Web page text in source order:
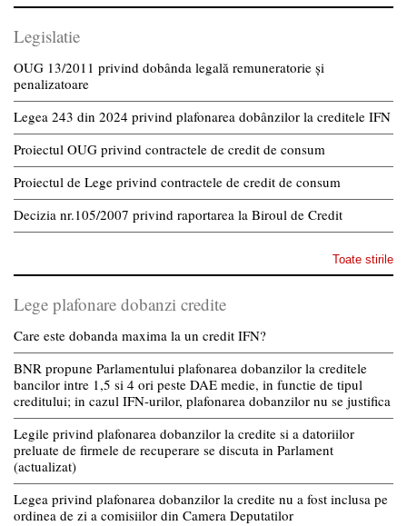
Legislatie
OUG 13/2011 privind dobânda legală remuneratorie și
penalizatoare
Legea 243 din 2024 privind plafonarea dobânzilor la creditele IFN
Proiectul OUG privind contractele de credit de consum
Proiectul de Lege privind contractele de credit de consum
Decizia nr.105/2007 privind raportarea la Biroul de Credit
Toate stirile
Lege plafonare dobanzi credite
Care este dobanda maxima la un credit IFN?
BNR propune Parlamentului plafonarea dobanzilor la creditele
bancilor intre 1,5 si 4 ori peste DAE medie, in functie de tipul
creditului; in cazul IFN-urilor, plafonarea dobanzilor nu se justifica
Legile privind plafonarea dobanzilor la credite si a datoriilor
preluate de firmele de recuperare se discuta in Parlament
(actualizat)
Legea privind plafonarea dobanzilor la credite nu a fost inclusa pe
ordinea de zi a comisiilor din Camera Deputatilor